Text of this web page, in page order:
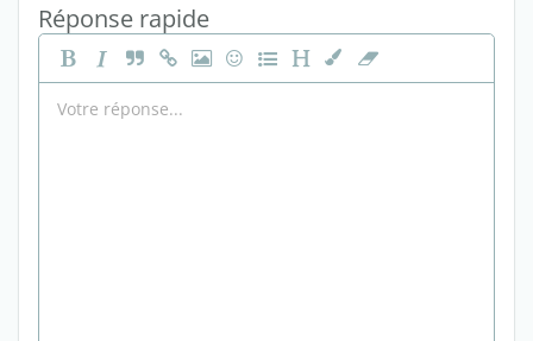
Réponse rapide